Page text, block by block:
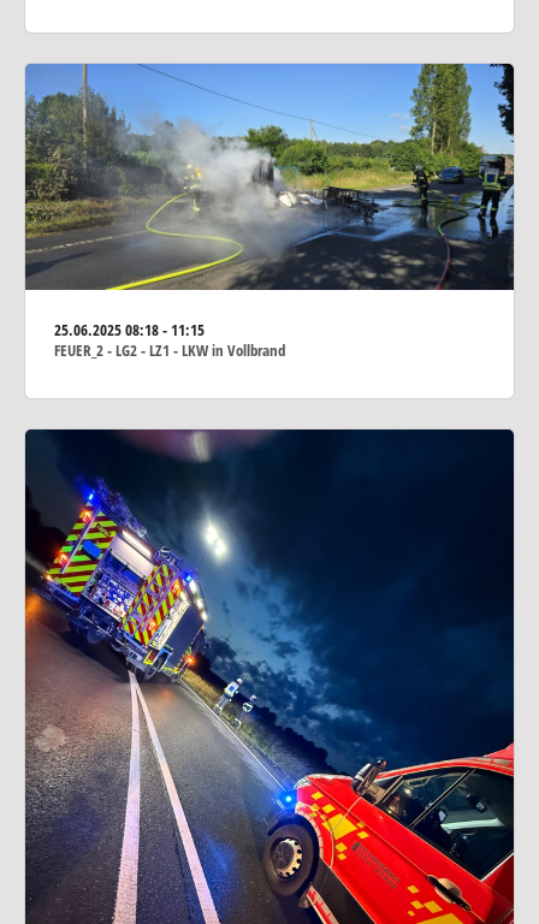
25.06.202508:18 - 11:15
FEUER_2 - LG2 - LZ1 - LKW in Vollbrand